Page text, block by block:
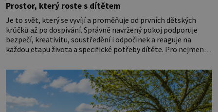
Prostor, který roste s dítětem
Je to svět, který se vyvíjí a proměňuje od prvních dětských
krůčků až po dospívání. Správně navržený pokoj podporuje
bezpečí, kreativitu, soustředění i odpočinek a reaguje na
každou etapu života a specifické potřeby dítěte. Pro nejmenší
miminka měl působit především klidně a útulně. Předškolní
věk je